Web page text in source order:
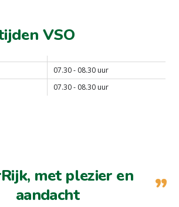
VSO
07.30 - 08.30 uur
07.30 - 08.30 uur
met plezier en
aandacht